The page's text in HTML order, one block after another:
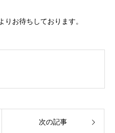
お待ちしております。
次の記事